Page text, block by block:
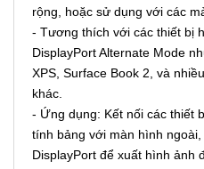
rộng, hoặc sử dụng với các
- Tương thích với các thiết bị
DisplayPort Alternate Mode
XPS, Surface Book 2, và
khác.
- Ứng dụng: Kết nối các thiết
tính bảng với màn hình
DisplayPort để xuất hình ảnh